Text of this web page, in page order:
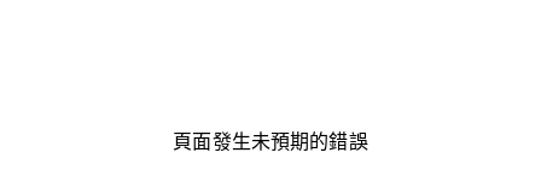
頁面發生未預期的錯誤